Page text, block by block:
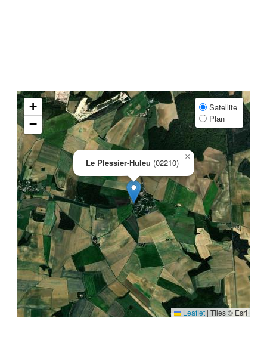
Le Plessier-Huleu (02210)
×
+
−
Satellite
Plan
Leaflet | Tiles © Esri